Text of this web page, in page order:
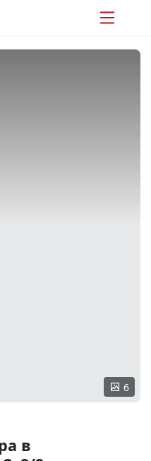
6
в